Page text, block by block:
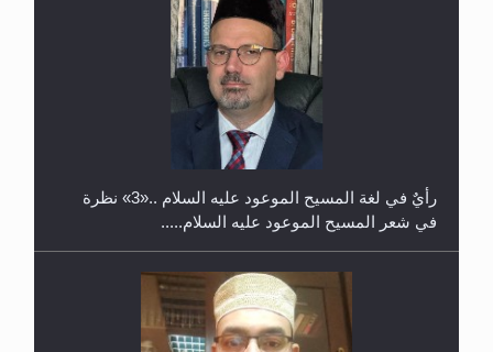
حفل توزيع الشهادات في الجامعة الأحمدية بنيجيريا لعام
رأيٌ في لغة المسيح الموعود عليه السلام ..«3» نظرة
في شعر المسيح الموعود عليه السلام.....